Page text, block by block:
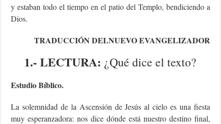
y estaban todo el tiempo en el patio del Templo, bendiciendo a
Dios.
TRADUCCIÓN DELNUEVO EVANGELIZADOR
1.- LECTURA: ¿Qué dice el texto?
Estudio Bíblico.
La solemnidad de la Ascensión de Jesús al cielo es una fiesta
muy esperanzadora: nos dice dónde está nuestro destino final,